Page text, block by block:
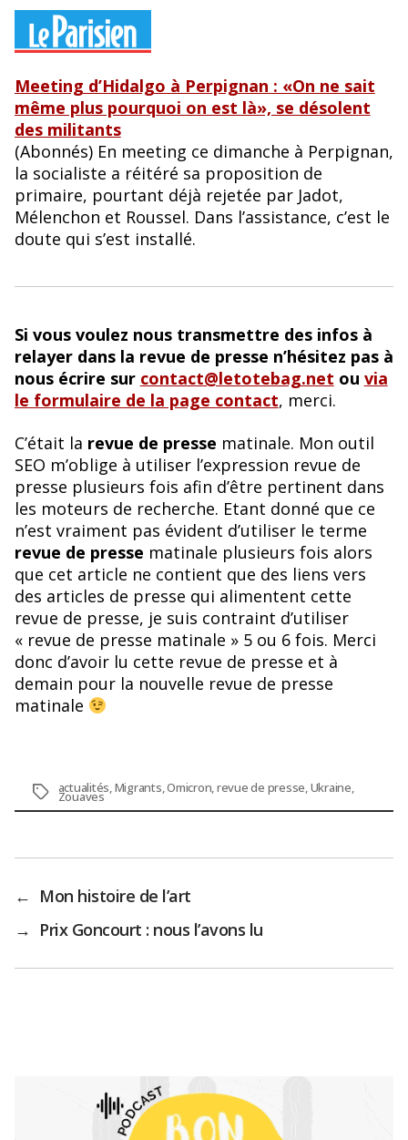
Meeting d’Hidalgo à Perpignan : «On ne sait
même plus pourquoi on est là», se désolent
des militants
(Abonnés) En meeting ce dimanche à Perpignan,
la socialiste a réitéré sa proposition de
primaire, pourtant déjà rejetée par Jadot,
Mélenchon et Roussel. Dans l’assistance, c’est le
doute qui s’est installé.
Si vous voulez nous transmettre des infos à
relayer dans la revue de presse n’hésitez pas à
nous écrire sur contact@letotebag.net ou via
le formulaire de la page contact, merci.
C’était la revue de presse matinale. Mon outil
SEO m’oblige à utiliser l’expression revue de
presse plusieurs fois afin d’être pertinent dans
les moteurs de recherche. Etant donné que ce
n’est vraiment pas évident d’utiliser le terme
revue de presse matinale plusieurs fois alors
que cet article ne contient que des liens vers
des articles de presse qui alimentent cette
revue de presse, je suis contraint d’utiliser
« revue de presse matinale » 5 ou 6 fois. Merci
donc d’avoir lu cette revue de presse et à
demain pour la nouvelle revue de presse
matinale
Étiquettes
actualités,Migrants,Omicron,revue de presse,Ukraine,
Zouaves
← Mon histoire de l’art
→ Prix Goncourt : nous l’avons lu